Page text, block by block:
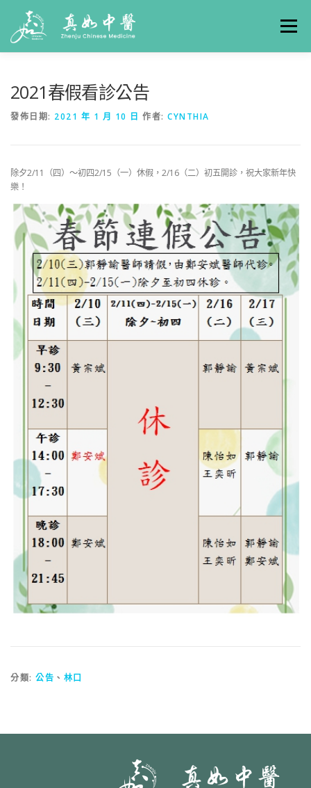
選單
2021春假看診公告
發佈日期: 2021 年 1 月 10 日 作者: CYNTHIA
除夕2/11（四）～初四2/15（一）休假，2/16（二）初五開診，祝大家新年快
樂！
分類: 公告 、 林口